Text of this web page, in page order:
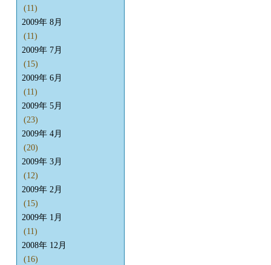
(11)
2009年 8月
(11)
2009年 7月
(15)
2009年 6月
(11)
2009年 5月
(23)
2009年 4月
(20)
2009年 3月
(12)
2009年 2月
(15)
2009年 1月
(11)
2008年 12月
(16)